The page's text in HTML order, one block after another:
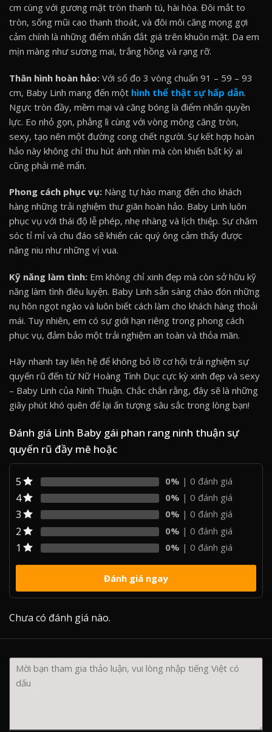
cm cùng với gương mặt tròn thanh tú, hài hòa. Đôi mắt to
tròn, sống mũi cao thanh thoát, và đôi môi căng mọng gợi
cảm chính là những điểm nhấn đắt giá trên khuôn mặt. Da em
mịn màng như sương mai, trắng hồng và rạng rỡ.
Thân hình hoàn hảo: Với số đo 3 vòng chuẩn 91 – 59 – 93
cm, Baby Linh mang đến một hình thể thật sự hấp dẫn.
Ngực tròn đầy, mềm mại và căng bóng là điểm nhấn quyền
lực. Eo nhỏ gọn, phẳng lì cùng với vòng mông căng tròn,
sexy, tạo nên một đường cong chết người. Sự kết hợp hoàn
hảo này không chỉ thu hút ánh nhìn mà còn khiến bất kỳ ai
cũng phải mê mẩn.
Phong cách phục vụ: Nàng tự hào mang đến cho khách
hàng những trải nghiệm thư giãn hoàn hảo. Baby Linh luôn
phục vụ với thái độ lễ phép, nhẹ nhàng và lịch thiệp. Sự chăm
sóc tỉ mỉ và chu đáo sẽ khiến các quý ông cảm thấy được
nâng niu như những vị vua.
Kỹ năng làm tình: Em không chỉ xinh đẹp mà còn sở hữu kỹ
năng làm tình điêu luyện. Baby Linh sẵn sàng chào đón những
nụ hôn ngọt ngào và luôn biết cách làm cho khách hàng thoải
mái. Tuy nhiên, em có sự giới hạn riêng trong phong cách
phục vụ, đảm bảo một trải nghiệm an toàn và thỏa mãn.
Hãy nhanh tay liên hệ để không bỏ lỡ cơ hội trải nghiệm sự
quyến rũ đến từ Nữ Hoàng Tình Dục cực kỳ xinh đẹp và sexy
– Baby Linh của Ninh Thuận. Chắc chắn rằng, đây sẽ là những
giây phút khó quên để lại ấn tượng sâu sắc trong lòng bạn!
Đánh giá Linh Baby gái phan rang ninh thuận sự
quyến rũ đầy mê hoặc
5 0% | 0 đánh giá
4 0% | 0 đánh giá
3 0% | 0 đánh giá
2 0% | 0 đánh giá
1 0% | 0 đánh giá
Đánh giá ngay
Chưa có đánh giá nào.